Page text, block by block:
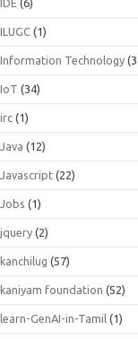
IDE (6)
ILUGC (1)
Information Technology
IoT (34)
irc (1)
Java (12)
Javascript (22)
Jobs (1)
jquery (2)
kanchilug (57)
kaniyam foundation (52)
learn-GenAI-in-Tamil (1)